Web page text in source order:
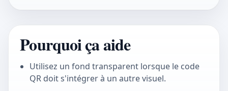
Pourquoi ça aide
Utilisez un fond transparent lorsque le code
QR doit s'intégrer à un autre visuel.